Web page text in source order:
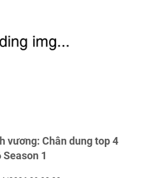
vương: Chân dung top 4
1